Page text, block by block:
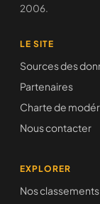
2006.
LE SITE
Sources des
Partenaires
Charte de
Nous contacter
EXPLORER
Nos classements